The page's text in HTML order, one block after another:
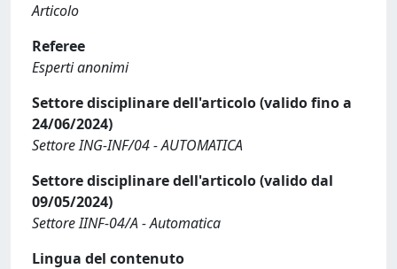
Articolo
Referee
Esperti anonimi
Settore disciplinare dell'articolo (valido fino a
24/06/2024)
Settore ING-INF/04 - AUTOMATICA
Settore disciplinare dell'articolo (valido dal
09/05/2024)
Settore IINF-04/A - Automatica
Lingua del contenuto